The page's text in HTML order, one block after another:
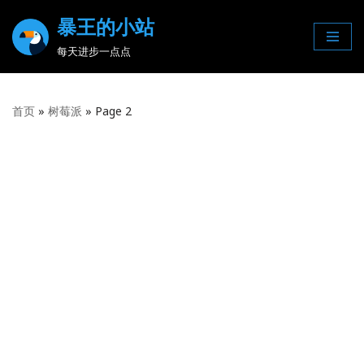
Skip
暴王的小站
每天进步一点点
首页 » 树莓派 » Page 2